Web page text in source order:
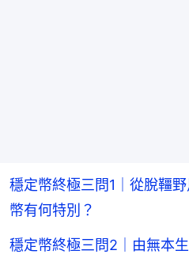
穩定幣終極三問1｜從脫韁
幣有何特別？
穩定幣終極三問2｜由無本